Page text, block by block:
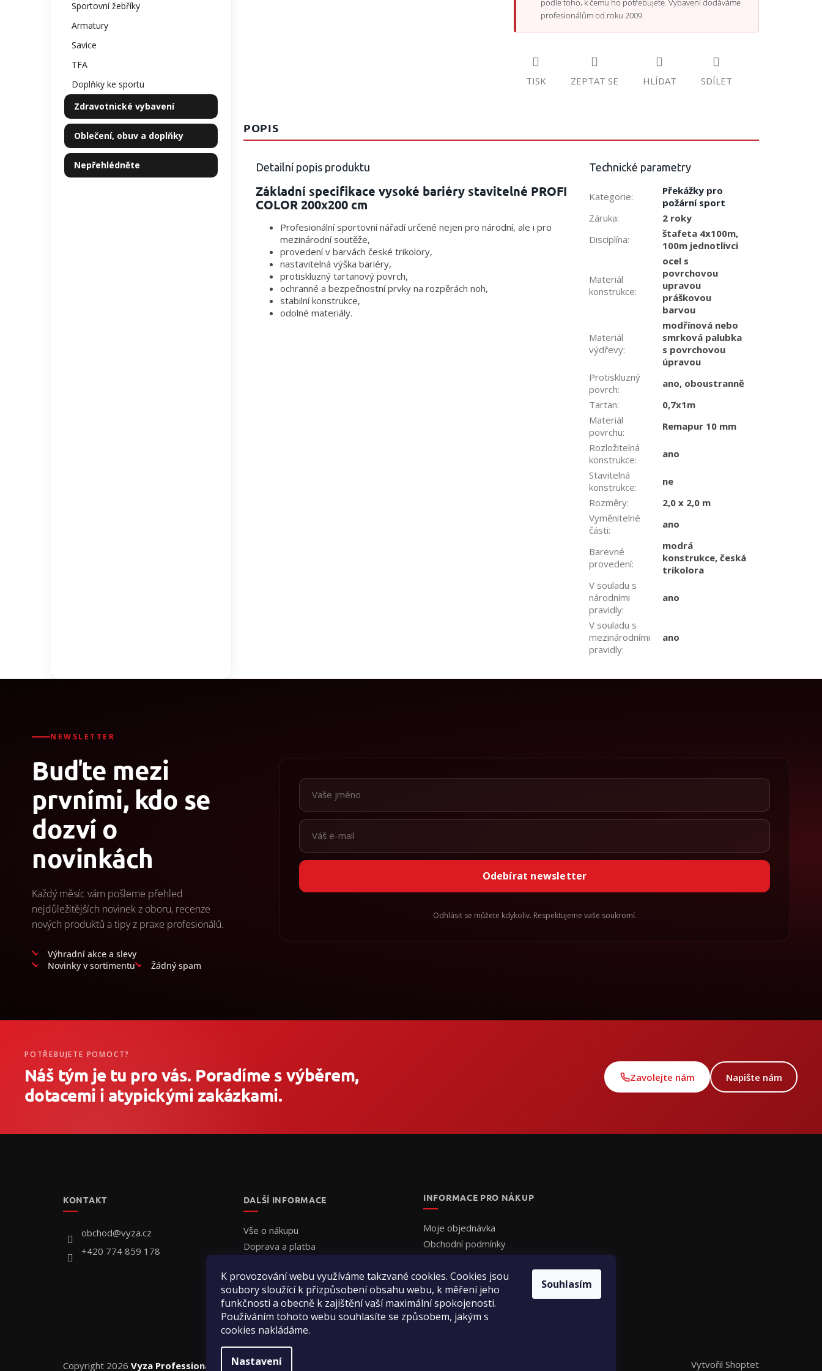
K provozování webu využíváme takzvané cookies. Cookies jsou
soubory sloužící k přizpůsobení obsahu webu, k měření jeho
funkčnosti a obecně k zajištění vaší maximální spokojenosti.
Používáním tohoto webu souhlasíte se způsobem, jakým s
cookies nakládáme.
Nastavení
Souhlasím
Sportovní žebříky
Armatury
Savice
TFA
Doplňky ke sportu
Zdravotnické vybavení
Oblečení, obuv a doplňky
Nepřehlédněte
podle toho, k čemu ho potřebujete. Vybavení dodáváme
profesionálům od roku 2009.
TISK ZEPTAT SE HLÍDAT SDÍLET
POPIS
Detailní popis produktu
Základní specifikace vysoké bariéry stavitelné PROFI
COLOR 200x200 cm
Profesionální sportovní nářadí určené nejen pro národní, ale i pro
mezinárodní soutěže,
provedení v barvách české trikolory,
nastavitelná výška bariéry,
protiskluzný tartanový povrch,
ochranné a bezpečnostní prvky na rozpěrách noh,
stabilní konstrukce,
odolné materiály.
Technické parametry
Kategorie:
Překážky pro
požární sport
Záruka:
2 roky
Disciplína:
štafeta 4x100m,
100m jednotlivci
Materiál
konstrukce:
ocel s
povrchovou
upravou
práškovou
barvou
Materiál
výdřevy:
modřínová nebo
smrková palubka
s povrchovou
úpravou
Protiskluzný
povrch:
ano, oboustranně
Tartan:
0,7x1m
Materiál
povrchu:
Remapur 10 mm
Rozložitelná
konstrukce:
ano
Stavitelná
konstrukce:
ne
Rozměry:
2,0 x 2,0 m
Vyměnitelné
části: ano
Barevné
provedení:
modrá
konstrukce, česká
trikolora
V souladu s
národními
pravidly:
ano
V souladu s
mezinárodními
pravidly:
ano
NEWSLETTER
Buďte mezi
prvními, kdo se
dozví o
novinkách
Každý měsíc vám pošleme přehled
nejdůležitějších novinek z oboru, recenze
nových produktů a tipy z praxe profesionálů.
Výhradní akce a slevy
Novinky v sortimentu
Žádný spam
Odebírat newsletter
Odhlásit se můžete kdykoliv. Respektujeme vaše soukromí.
POTŘEBUJETE POMOCT?
Náš tým je tu pro vás. Poradíme s výběrem,
dotacemi i atypickými zakázkami.
Zavolejte nám Napište nám
KONTAKT
obchod@vyza.cz
+420 774 859 178
DALŠÍ INFORMACE
Vše o nákupu
Doprava a platba
Jak objednat
Hodnocení obchodu
Kontakty
INFORMACE PRO NÁKUP
Moje objednávka
Obchodní podmínky
Formulář - Uplatnění reklamace
Formulář - Odstoupení od smlouvy
Vytvořil Shoptet
Copyright 2026 Vyza Professional s.r.o.. Všechna práva vyhrazena.